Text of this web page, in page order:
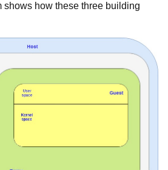
how these three building